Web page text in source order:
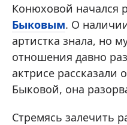
Конюховой начался
Быковым. О
артистка знала, но
отношения давно
актрисе рассказали
Быковой, она
Стремясь залечить